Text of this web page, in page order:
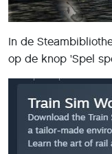
In de
op de knop 'Spel